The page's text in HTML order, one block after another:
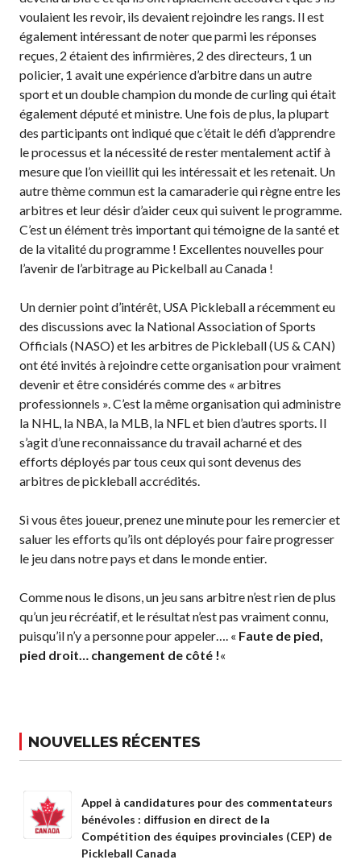
voulaient les revoir, ils devaient rejoindre les rangs. Il est
également intéressant de noter que parmi les réponses
reçues, 2 étaient des infirmières, 2 des directeurs, 1 un
policier, 1 avait une expérience d’arbitre dans un autre
sport et un double champion du monde de curling qui était
également député et ministre. Une fois de plus, la plupart
des participants ont indiqué que c’était le défi d’apprendre
le processus et la nécessité de rester mentalement actif à
mesure que l’on vieillit qui les intéressait et les retenait. Un
autre thème commun est la camaraderie qui règne entre les
arbitres et leur désir d’aider ceux qui suivent le programme.
C’est un élément très important qui témoigne de la santé et
de la vitalité du programme ! Excellentes nouvelles pour
l’avenir de l’arbitrage au Pickelball au Canada !
Un dernier point d’intérêt, USA Pickleball a récemment eu
des discussions avec la National Association of Sports
Officials (NASO) et les arbitres de Pickleball (US & CAN)
ont été invités à rejoindre cette organisation pour vraiment
devenir et être considérés comme des « arbitres
professionnels ». C’est la même organisation qui administre
la NHL, la NBA, la MLB, la NFL et bien d’autres sports. Il
s’agit d’une reconnaissance du travail acharné et des
efforts déployés par tous ceux qui sont devenus des
arbitres de pickleball accrédités.
Si vous êtes joueur, prenez une minute pour les remercier et
saluer les efforts qu’ils ont déployés pour faire progresser
le jeu dans notre pays et dans le monde entier.
Comme nous le disons, un jeu sans arbitre n’est rien de plus
qu’un jeu récréatif, et le résultat n’est pas vraiment connu,
puisqu’il n’y a personne pour appeler…. « Faute de pied,
pied droit… changement de côté !«
NOUVELLES RÉCENTES
Appel à candidatures pour des commentateurs
bénévoles : diffusion en direct de la
Compétition des équipes provinciales (CEP) de
Pickleball Canada